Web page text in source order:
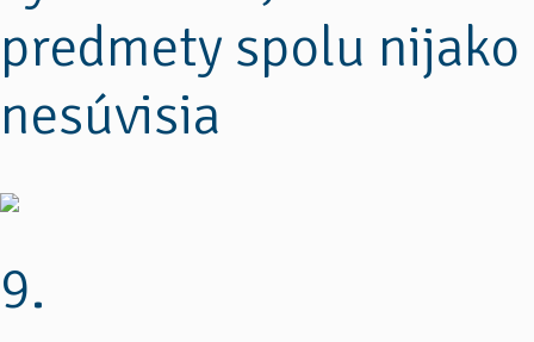
predmety spolu nijako
nesúvisia
9.